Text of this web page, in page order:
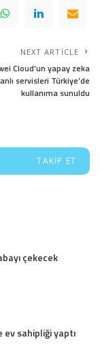
NEXT ARTICLE
Cloud’un yapay zeka
servisleri Türkiye’de
kullanıma sunuldu
TAKIP ET
çekecek
sahipliği yaptı